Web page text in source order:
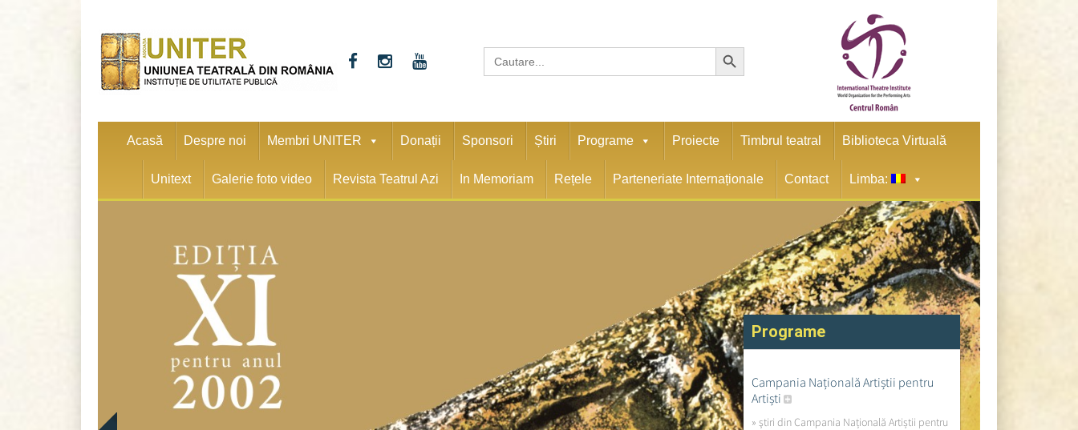
Search
for:
Search Button
Acasă Despre noi Membri UNITER Donații Sponsori Știri Programe Proiecte Timbrul teatral Biblioteca Virtuală
Unitext Galerie foto video Revista Teatrul Azi In Memoriam Rețele Parteneriate Internaționale Contact Limba:
Programe
Campania Națională Artiștii pentru
Artiști
» ştiri din Campania Națională Artiștii pentru